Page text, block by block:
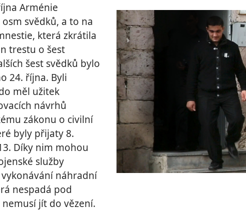
Arménie
svědků, a to na
která zkrátila
trestu o šest
šest svědků bylo
24. října. Byli
měl užitek
návrhů
zákonu o civilní
byly přijaty 8.
Díky nim mohou
služby
náhradní
nespadá pod
jít do vězení.